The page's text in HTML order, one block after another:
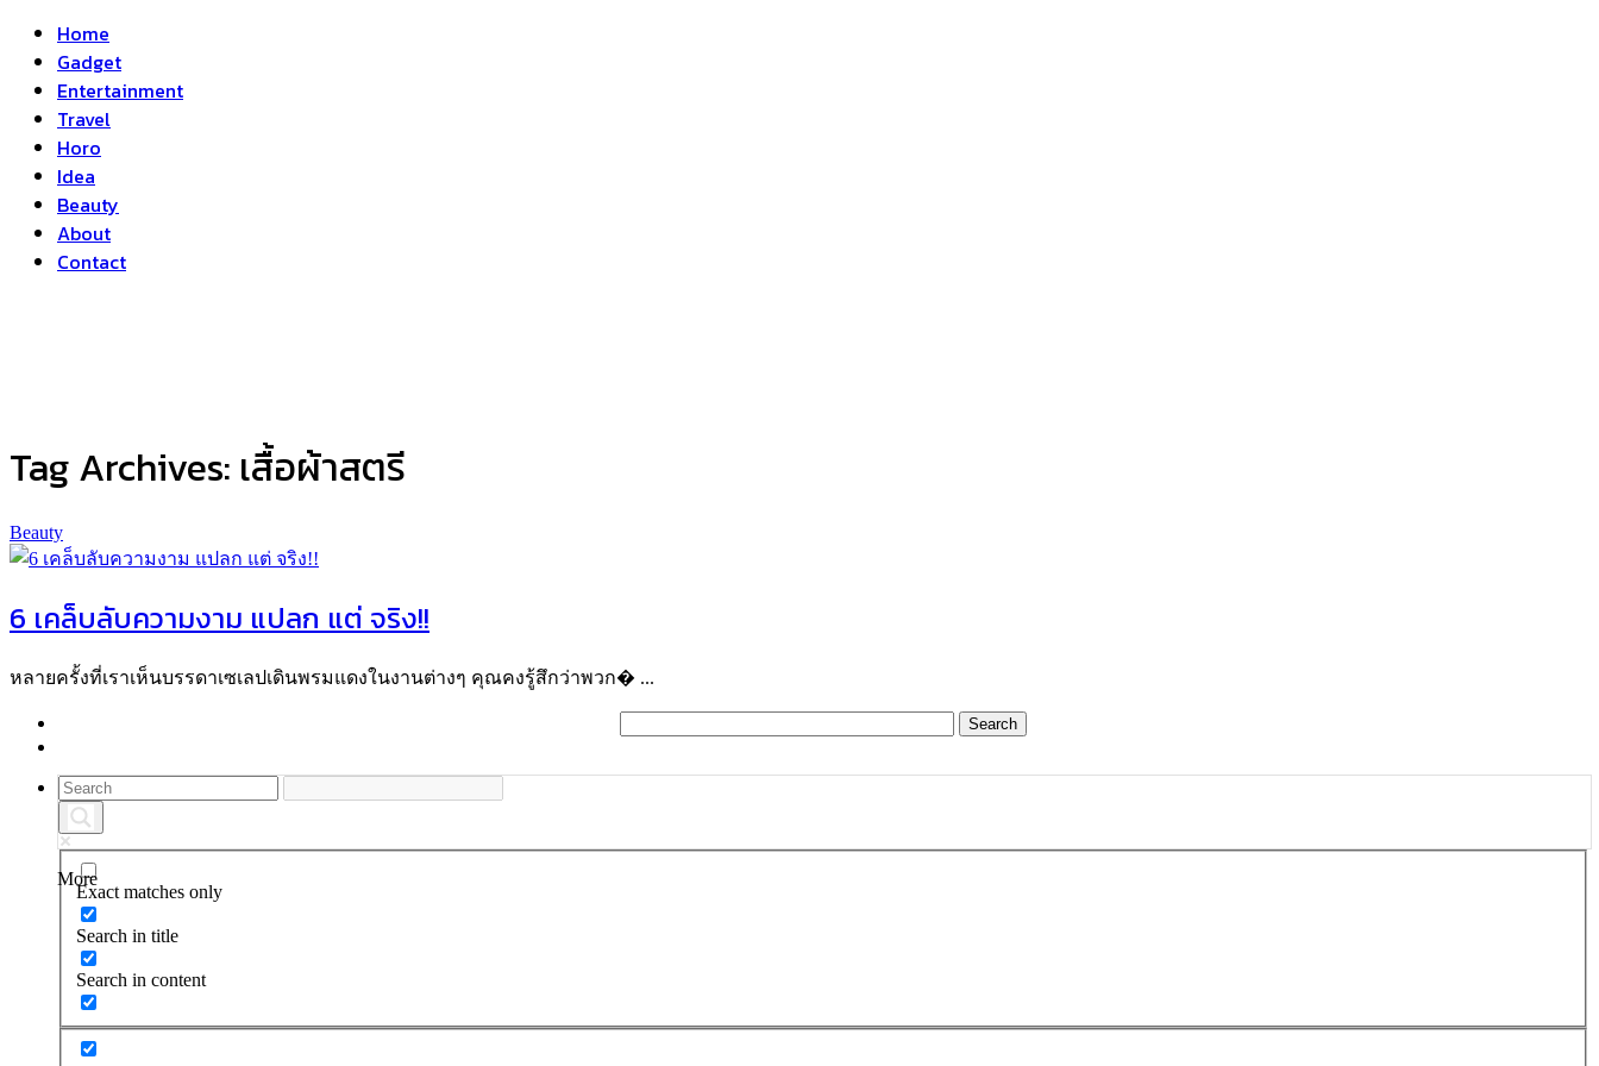
Home
Gadget
Entertainment
Travel
Horo
Idea
Beauty
About
Contact
Tag Archives: เสื้อผ้าสตรี
Beauty
6 เคล็บลับความงาม แปลก แต่ จริง!!
หลายครั้งที่เราเห็นบรรดาเซเลปเดินพรมแดงในงานต่างๆ คุณคงรู้สึกว่าพวก� ...
More
Exact matches only
Search in title
Search in content